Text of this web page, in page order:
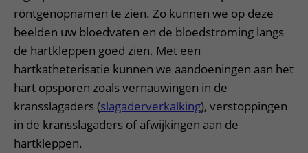
röntgenopnamen te zien. Zo kunnen we op deze
beelden uw bloedvaten en de bloedstroming langs
de hartkleppen goed zien. Met een
hartkatheterisatie kunnen we aandoeningen aan het
hart opsporen zoals vernauwingen in de
kransslagaders (slagaderverkalking), verstoppingen
in de kransslagaders of afwijkingen aan de
hartkleppen.